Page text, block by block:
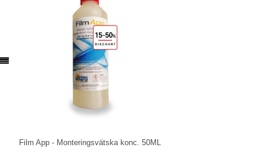
Film App - Monteringsvätska konc. 50ML